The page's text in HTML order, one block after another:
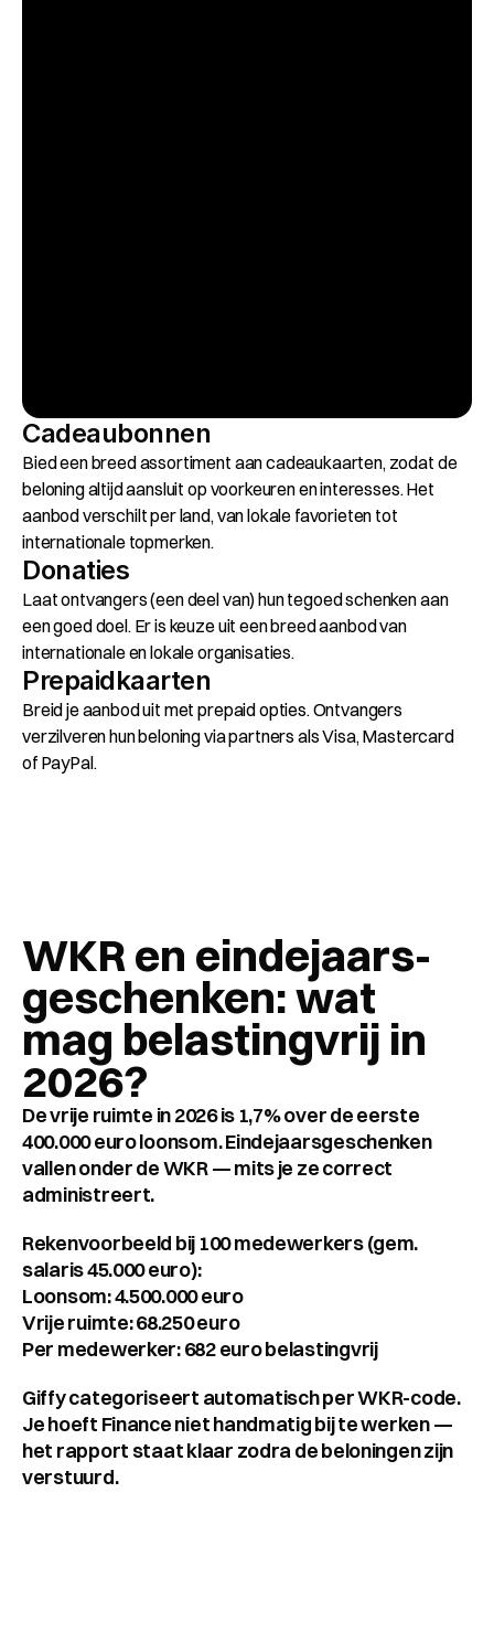
Cadeaubonnen
Bied een breed assortiment aan cadeaukaarten, zodat de
beloning altijd aansluit op voorkeuren en interesses. Het
aanbod verschilt per land, van lokale favorieten tot
internationale topmerken.
Donaties
Laat ontvangers (een deel van) hun tegoed schenken aan
een goed doel. Er is keuze uit een breed aanbod van
internationale en lokale organisaties.
Prepaidkaarten
Breid je aanbod uit met prepaid opties. Ontvangers
verzilveren hun beloning via partners als Visa, Mastercard
of PayPal.
WKR en eindejaars-
geschenken: wat
mag belastingvrij in
2026?
De vrije ruimte in 2026 is 1,7% over de eerste
400.000 euro loonsom. Eindejaarsgeschenken
vallen onder de WKR — mits je ze correct
administreert.
Rekenvoorbeeld bij 100 medewerkers (gem.
salaris 45.000 euro):
Loonsom: 4.500.000 euro
Vrije ruimte: 68.250 euro
Per medewerker: 682 euro belastingvrij
Giffy categoriseert automatisch per WKR-code.
Je hoeft Finance niet handmatig bij te werken —
het rapport staat klaar zodra de beloningen zijn
verstuurd.